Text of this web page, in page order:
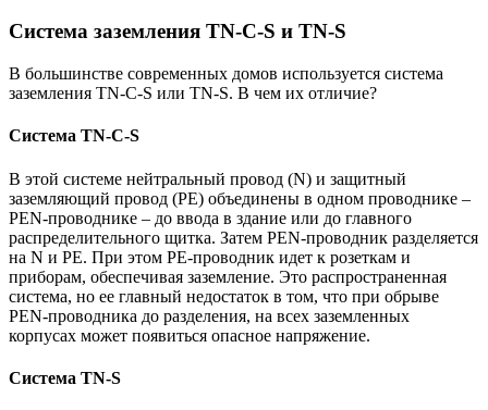
Система заземления TN-C-S и TN-S
В большинстве современных домов используется система
заземления TN-C-S или TN-S. В чем их отличие?
Система TN-C-S
В этой системе нейтральный провод (N) и защитный
заземляющий провод (PE) объединены в одном проводнике –
PEN-проводнике – до ввода в здание или до главного
распределительного щитка. Затем PEN-проводник разделяется
на N и PE. При этом PE-проводник идет к розеткам и
приборам, обеспечивая заземление. Это распространенная
система, но ее главный недостаток в том, что при обрыве
PEN-проводника до разделения, на всех заземленных
корпусах может появиться опасное напряжение.
Система TN-S